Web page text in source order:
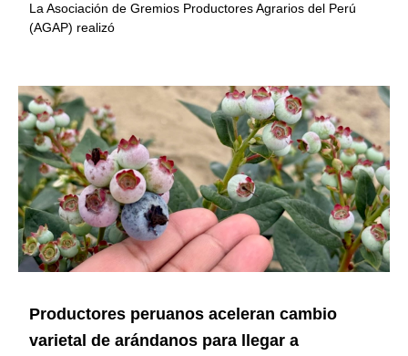
La Asociación de Gremios Productores Agrarios del Perú
(AGAP) realizó
Productores peruanos aceleran cambio
varietal de arándanos para llegar a